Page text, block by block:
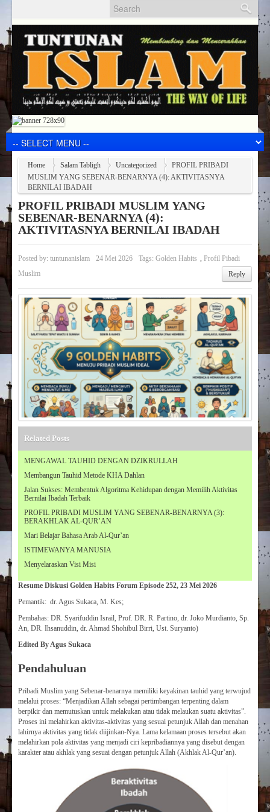
Home Salam Tabligh Uncategorized
PROFIL PRIBADI
MUSLIM YANG SEBENAR-BENARNYA (4): AKTIVITASNYA
BERNILAI IBADAH
PROFIL PRIBADI MUSLIM YANG
SEBENAR-BENARNYA (4):
AKTIVITASNYA BERNILAI IBADAH
Posted by: tuntunanislam 24 Mei 2026 Tags: Golden Habits , Profil Pibadi
Muslim
Reply
Related Posts
MENGAWAL TAUHID DENGAN DZIKRULLAH
Membangun Tauhid Metode KHA Dahlan
Jalan Sukses: Membentuk Algoritma Kehidupan dengan Memilih Aktivitas
Bernilai Ibadah Terbaik
PROFIL PRIBADI MUSLIM YANG SEBENAR-BENARNYA (3):
BERAKHLAK AL-QUR’AN
Mari Belajar Bahasa Arab Al-Qur’an
ISTIMEWANYA MANUSIA
Menyelaraskan Visi Misi
Resume Diskusi Golden Habits Forum Episode 252, 23 Mei 2026
Pemantik: dr. Agus Sukaca, M. Kes;
Pembahas: DR. Syarifuddin Israil, Prof. DR. R. Partino, dr. Joko Murdianto, Sp.
An, DR. Ihsanuddin, dr. Ahmad Shohibul Birri, Ust. Suryanto)
Edited By Agus Sukaca
Pendahuluan
Pribadi Muslim yang Sebenar-benarnya memiliki keyakinan tauhid yang terwujud
melalui proses: “Menjadikan Allah sebagai pertimbangan terpenting dalam
berpikir dan memutuskan untuk melakukan atau tidak melaukan suatu aktivitas”.
Proses ini melahirkan aktivitas-aktivitas yang sesuai petunjuk Allah dan menahan
lahirnya aktivitas yang tidak diijinkan-Nya. Lama kelamaan proses tersebut akan
melahirkan pola aktivitas yang menjadi ciri kepribadiannya yang disebut dengan
karakter atau akhlak yang sesuai dengan petunjuk Allah (Akhlak Al-Qur’an).